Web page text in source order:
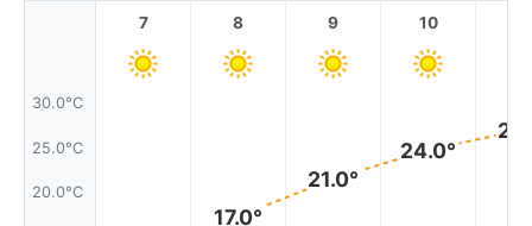
30.0°C
25.0°C
20.0°C
7 8
17.0°
9
21.0°
10
24.0°